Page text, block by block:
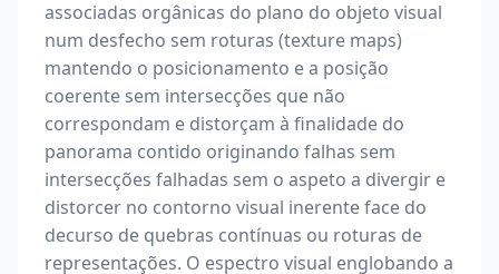
associadas orgânicas do plano do objeto visual
num desfecho sem roturas (texture maps)
mantendo o posicionamento e a posição
coerente sem intersecções que não
correspondam e distorçam à finalidade do
panorama contido originando falhas sem
intersecções falhadas sem o aspeto a divergir e
distorcer no contorno visual inerente face do
decurso de quebras contínuas ou roturas de
representações. O espectro visual englobando a